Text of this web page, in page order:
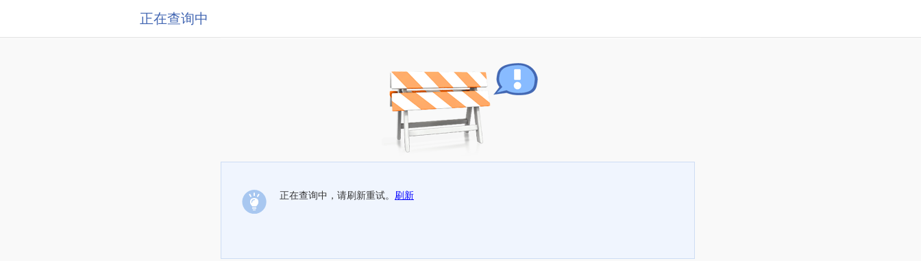
正在查询中
正在查询中，请刷新重试。 刷新